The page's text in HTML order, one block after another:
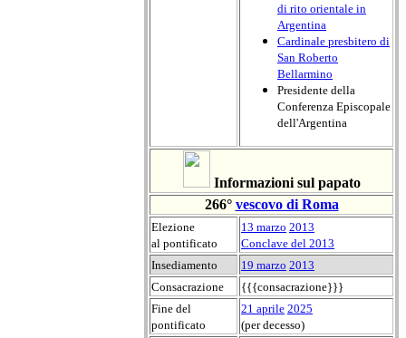
di rito orientale in
Argentina
Cardinale presbitero di
San Roberto
Bellarmino
Presidente della
Conferenza Episcopale
dell'Argentina
Informazioni sul papato
266° vescovo di Roma
Elezione
al pontificato
13 marzo 2013
Conclave del 2013
Insediamento
19 marzo 2013
Consacrazione
{{{consacrazione}}}
Fine del
pontificato
21 aprile 2025
(per decesso)